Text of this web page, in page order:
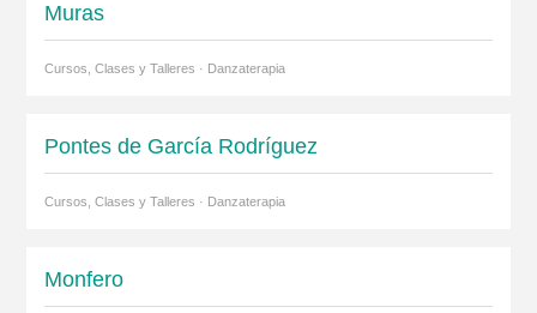
Muras
Cursos, Clases y Talleres · Danzaterapia
Pontes de García Rodríguez
Cursos, Clases y Talleres · Danzaterapia
Monfero